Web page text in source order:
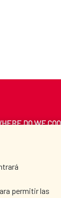
permitir las
DO WE
CULTURE AND